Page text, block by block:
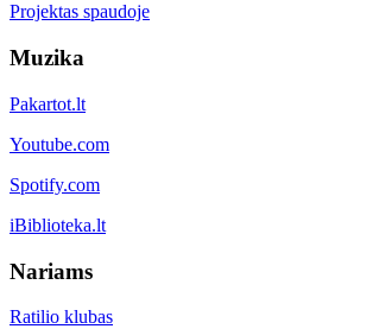
Projektas spaudoje
Muzika
Pakartot.lt
Youtube.com
Spotify.com
iBiblioteka.lt
Nariams
Ratilio klubas